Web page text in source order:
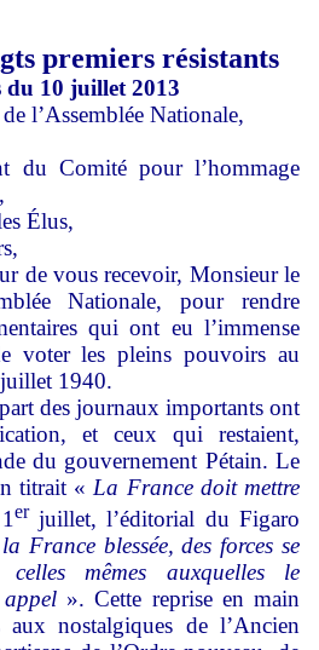
premiers résistants
du 10 juillet 2013
l’Assemblée Nationale,
du Comité pour l’hommage
Élus,
de vous recevoir, Monsieur le
Nationale, pour rendre
qui ont eu l’immense
voter les pleins pouvoirs au
1940.
des journaux importants ont
et ceux qui restaient,
du gouvernement Pétain. Le
titrait « La France doit mettre
erjuillet, l’éditorial du Figaro
France blessée, des forces se
mêmes auxquelles le
». Cette reprise en main
aux nostalgiques de l’Ancien